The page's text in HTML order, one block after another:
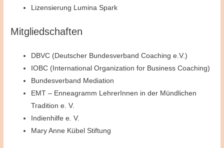
Lizensierung Lumina Spark
Mitgliedschaften
DBVC (Deutscher Bundesverband Coaching e.V.)
IOBC (International Organization for Business Coaching)
Bundesverband Mediation
EMT – Enneagramm LehrerInnen in der Mündlichen
Tradition e. V.
Indienhilfe e. V.
Mary Anne Kübel Stiftung